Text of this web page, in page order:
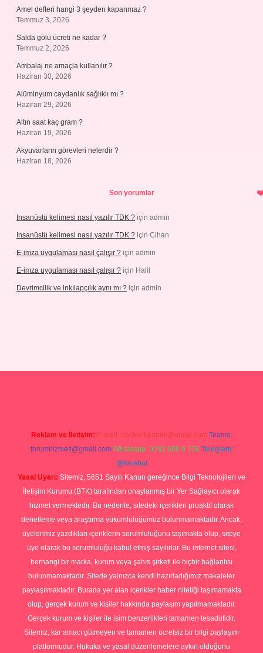
Amel defteri hangi 3 şeyden kapanmaz ?
Temmuz 3, 2026
Salda gölü ücreti ne kadar ?
Temmuz 2, 2026
Ambalaj ne amaçla kullanılır ?
Haziran 30, 2026
Alüminyum caydanlık sağlıklı mı ?
Haziran 29, 2026
Altın saat kaç gram ?
Haziran 19, 2026
Akyuvarların görevleri nelerdir ?
Haziran 18, 2026
Son yorumlar
Insanüstü kelimesi nasıl yazılır TDK ? için admin
Insanüstü kelimesi nasıl yazılır TDK ? için Cihan
E-imza uygulaması nasıl çalışır ? için admin
E-imza uygulaması nasıl çalışır ? için Halil
Devrimcilik ve inkılapçılık aynı mı ? için admin
Reklam ve İletişim: E-mail: backlinkpaneli@gmail.com Teams:
forumhizmeti@gmail.com Whatsapp: 0262 606 0 726 Telegram:
@karabul
Yasal Uyarı: Sitemiz, 5651 Sayılı Kanun gereğince Bilgi Teknolojileri ve
İletişim Kurumu (BTK) tarafından onaylanmış bir Yer Sağlayıcı olarak
hizmet vermektedir. Bu nedenle, sitedeki içerikleri proaktif olarak
denetleme veya araştırma yükümlülüğümüz bulunmamaktadır. Ancak,
üyelerimiz yazdıkları içeriklerin sorumluluğunu taşımakta olup, siteye
üye olarak bu sorumluluğu kabul etmiş sayılırlar. Bu internet sitesi,
herhangi bir marka, kurum veya şahıs şirketi ile hiçbir bağlantısı
bulunmamaktadır. Sitede yalnızca kendi hazırladığımız makaleler
paylaşılmaktadır. Burada yer alan içerikler haber niteliği taşımamakta
olup, gerçek kurum ve kişiler hakkında paylaşım yapılmamaktadır.
Gerçek kurum ve kişiler ile isim benzerlikleri tamamen tesadüfidir.
Sitemiz, kar amacı gütmeyen ve tamamen ücretsiz bir bilgi paylaşım
platformudur. Hukuka ve yasal düzenlemelere aykırı olduğunu